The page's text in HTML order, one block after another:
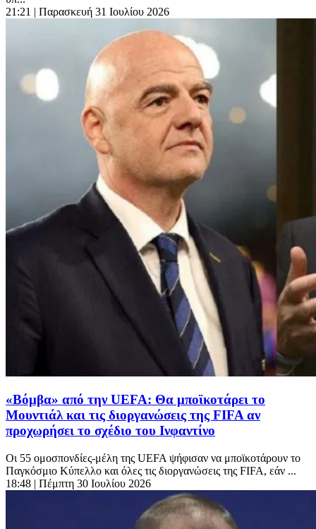
21:21 | Παρασκευή 31 Ιουλίου 2026
«Βόμβα» από την UEFA: Θα μποϊκοτάρει το
Μουντιάλ και τις διοργανώσεις της FIFA αν
προχωρήσει το σχέδιο του Ινφαντίνο
Οι 55 ομοσπονδίες-μέλη της UEFA ψήφισαν να μποϊκοτάρουν το
Παγκόσμιο Κύπελλο και όλες τις διοργανώσεις της FIFA, εάν ...
18:48 | Πέμπτη 30 Ιουλίου 2026